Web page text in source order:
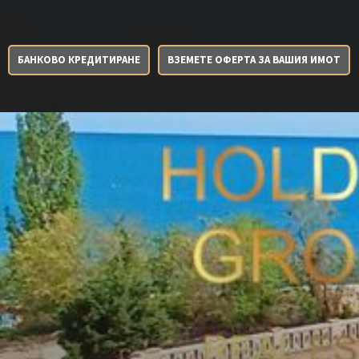
БАНКОВО КРЕДИТИРАНЕ ВЗЕМЕТЕ ОФЕРТА ЗА ВАШИЯ ИМОТ